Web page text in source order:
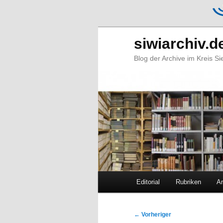
Blog der Archive im Kreis
Zum
Zum
Editorial Rubriken
Beitragsnavigation
← Vorheriger